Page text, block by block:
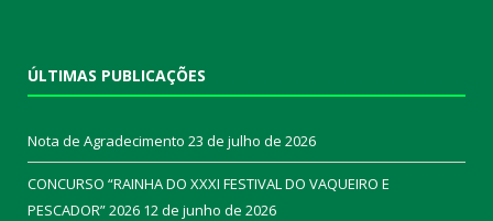
ÚLTIMAS PUBLICAÇÕES
Nota de Agradecimento 23 de julho de 2026
CONCURSO “RAINHA DO XXXI FESTIVAL DO VAQUEIRO E
PESCADOR” 2026 12 de junho de 2026